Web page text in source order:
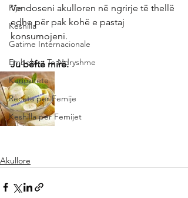
Pije
Keshilla
Gatime Internacionale
Embelsira Te Ndryshme
Kuriozitete
Receta per Femije
Keshilla per Femijet
Vendoseni akulloren në ngrirje të thellë
edhe për pak kohë e pastaj
konsumojeni.
Ju bëftë mirë.
Akullore